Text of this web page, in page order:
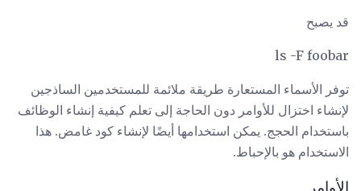
قد يصبح
ls -F foobar
توفر الأسماء المستعارة طريقة ملائمة للمستخدمين الساذجين
لإنشاء اختزال للأوامر دون الحاجة إلى تعلم كيفية إنشاء الوظائف
باستخدام الحجج. يمكن استخدامها أيضًا لإنشاء كود غامض. هذا
الاستخدام هو بالإحباط.